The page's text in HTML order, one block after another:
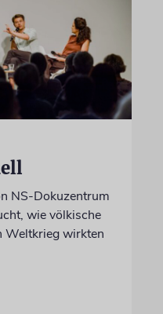
NS-Dokuzentrum
wie völkische
Weltkrieg wirkten